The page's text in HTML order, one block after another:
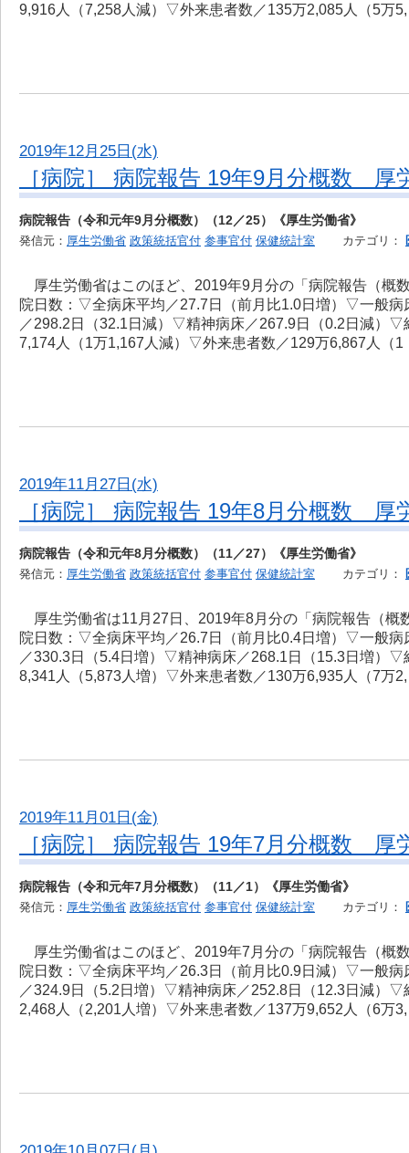
9,916人（7,258人減）▽外来患者数／135万2,085人（5万
2019年12月25日(水)
［病院］ 病院報告 19年9月分概数 厚
病院報告（令和元年9月分概数）（12／25）《厚生労働省》
発信元： 厚生労働省 政策統括官付 参事官付 保健統計室 カテゴリ：
厚生労働省はこのほど、2019年9月分の「病院報告（概
院日数：▽全病床平均／27.7日（前月比1.0日増）▽一般
／298.2日（32.1日減）▽精神病床／267.9日（0.2日減）
7,174人（1万1,167人減）▽外来患者数／129万6,867人（1
2019年11月27日(水)
［病院］ 病院報告 19年8月分概数 厚
病院報告（令和元年8月分概数）（11／27）《厚生労働省》
発信元： 厚生労働省 政策統括官付 参事官付 保健統計室 カテゴリ：
厚生労働省は11月27日、2019年8月分の「病院報告（概
院日数：▽全病床平均／26.7日（前月比0.4日増）▽一般
／330.3日（5.4日増）▽精神病床／268.1日（15.3日増）
8,341人（5,873人増）▽外来患者数／130万6,935人（7万
2019年11月01日(金)
［病院］ 病院報告 19年7月分概数 厚
病院報告（令和元年7月分概数）（11／1）《厚生労働省》
発信元： 厚生労働省 政策統括官付 参事官付 保健統計室 カテゴリ：
厚生労働省はこのほど、2019年7月分の「病院報告（概
院日数：▽全病床平均／26.3日（前月比0.9日減）▽一般
／324.9日（5.2日増）▽精神病床／252.8日（12.3日減）
2,468人（2,201人増）▽外来患者数／137万9,652人（6万